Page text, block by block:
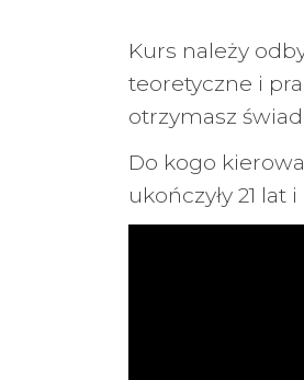
Kurs należy
teoretyczne i
otrzymasz
Do kogo
ukończyły 21